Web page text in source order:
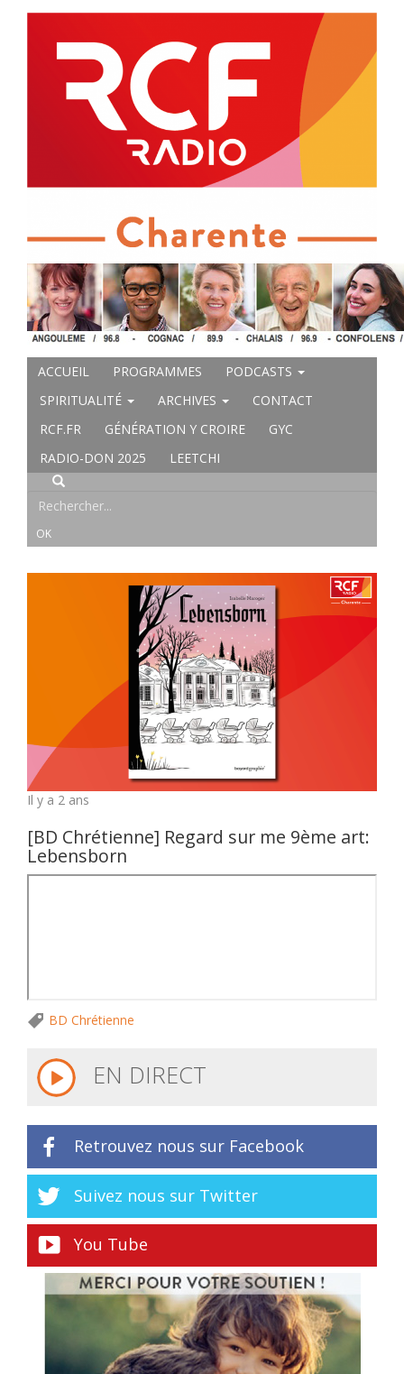
ACCUEIL PROGRAMMES
PODCASTS
SPIRITUALITÉ
ARCHIVES
CONTACT
RCF.FR
GÉNÉRATION Y CROIRE
GYC
RADIO-DON 2025
LEETCHI
Il y a 2 ans
[BD Chrétienne] Regard sur me 9ème art:
Lebensborn
BD Chrétienne
EN DIRECT
Retrouvez nous sur Facebook
Suivez nous sur Twitter
You Tube